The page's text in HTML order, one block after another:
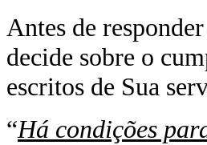
Antes de
decide sobre o
escritos de Sua
“Há condições